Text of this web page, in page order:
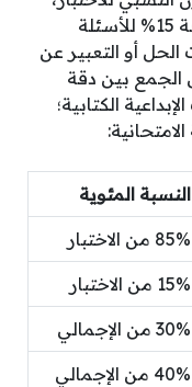
بينما تُخصص النسبة المتبقية البالغة 15% للأسئلة
أو التعبير عن
الجمع بين دقة
الكتابية؛
النسبة المئوية
85% من الاختبار
15% من الاختبار
30% من الإجمالي
40% من الإجمالي